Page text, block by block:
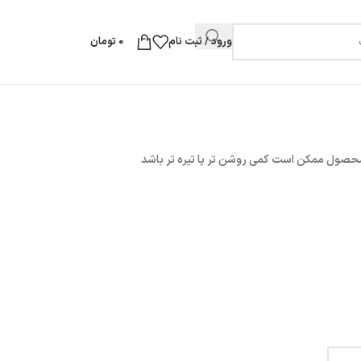
ورود / ثبت نام 0 تومان
ممکن است کمی روشن تر یا تیره تر باشد